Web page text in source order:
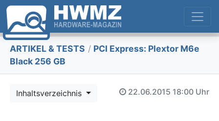
ARTIKEL & TESTS / PCI Express: Plextor M6e
Black 256 GB
Inhaltsverzeichnis 22.06.2015 18:00 Uhr